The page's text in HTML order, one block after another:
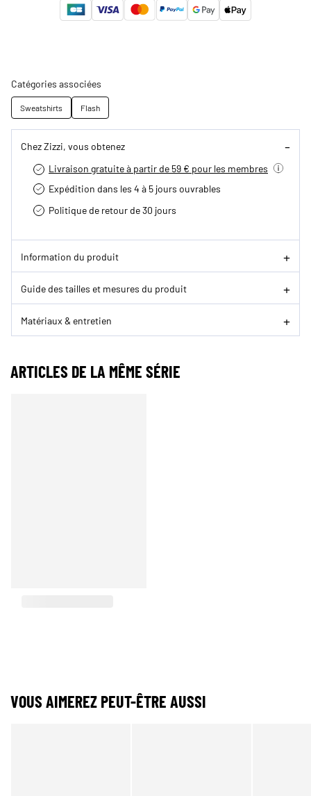
Catégories associées
Sweatshirts Flash
Chez Zizzi, vous obtenez
Livraison gratuite à partir de 59 € pour les membres
Expédition dans les 4 à 5 jours ouvrables
Politique de retour de 30 jours
Information du produit
Guide des tailles et mesures du produit
Matériaux & entretien
ARTICLES DE LA MÊME SÉRIE
VOUS AIMEREZ PEUT-ÊTRE AUSSI